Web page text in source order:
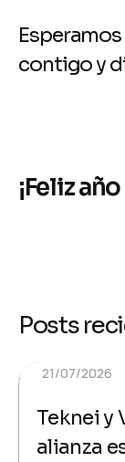
contigo y
¡Feliz
Posts
21/07/2026
Teknei y
alianza